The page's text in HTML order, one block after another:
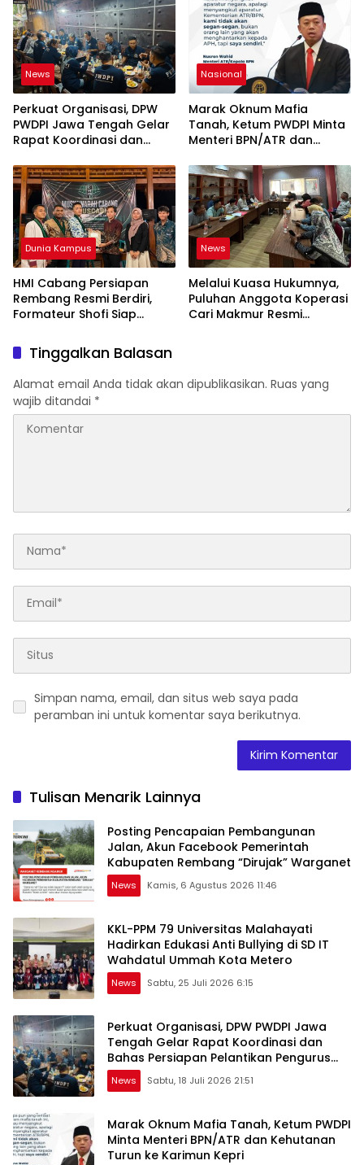
News
Perkuat Organisasi, DPW
PWDPI Jawa Tengah Gelar
Rapat Koordinasi dan
Pelantikan Pengurus Baru
Nasional
Marak Oknum Mafia
Tanah, Ketum PWDPI Minta
Menteri BPN/ATR dan
Karimun Kepri
Dunia Kampus
HMI Cabang Persiapan
Rembang Resmi Berdiri,
Formateur Shofi Siap
News
Melalui Kuasa Hukumnya,
Puluhan Anggota Koperasi
Cari Makmur Resmi
Tinggalkan Balasan
Alamat email Anda tidak akan dipublikasikan. Ruas yang
wajib ditandai *
Simpan nama, email, dan situs web saya pada
peramban ini untuk komentar saya berikutnya.
Tulisan Menarik Lainnya
Posting Pencapaian Pembangunan
Jalan, Akun Facebook Pemerintah
Kabupaten Rembang “Dirujak” Warganet
News Kamis, 6 Agustus 2026 11:46
KKL-PPM 79 Universitas Malahayati
Hadirkan Edukasi Anti Bullying di SD IT
Wahdatul Ummah Kota Metero
News Sabtu, 25 Juli 2026 6:15
Perkuat Organisasi, DPW PWDPI Jawa
Tengah Gelar Rapat Koordinasi dan
Bahas Persiapan Pelantikan Pengurus
Baru
News Sabtu, 18 Juli 2026 21:51
Marak Oknum Mafia Tanah, Ketum PWDPI
Minta Menteri BPN/ATR dan Kehutanan
Turun ke Karimun Kepri